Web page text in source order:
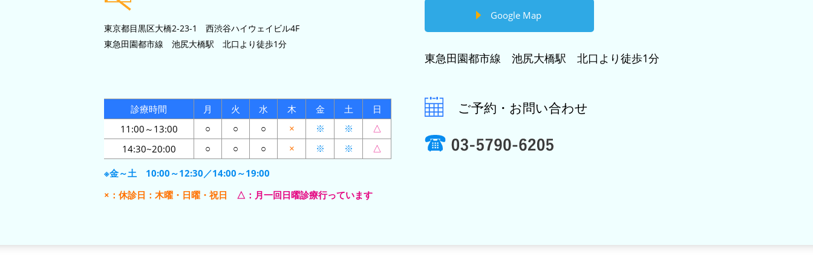
東京都目黒区大橋2-23-1 西渋谷ハイウェイビル4F
東急田園都市線 池尻大橋駅 北口より徒歩1分
診療時間 月 火 水 木 金 土
日
11:00～13:00
○ ○ ○ × ※ ※ △
14:30~20:00 ○ ○ ○ × ※ ※ △
※金～土 10:00～12:30／14:00～19:00
×：休診日：木曜・日曜・祝日 △：月一回日曜診療行っています
Google Map
東急田園都市線 池尻大橋駅 北口より徒歩1分
ご予約・お問い合わせ